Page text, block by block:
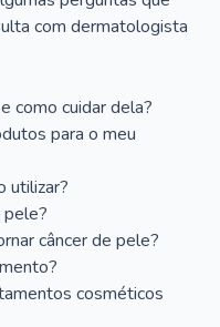
com dermatologista
como cuidar dela?
para o meu
utilizar?
pele?
câncer de pele?
cosméticos